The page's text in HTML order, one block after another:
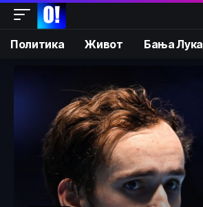
Политика Живот Бања Лука